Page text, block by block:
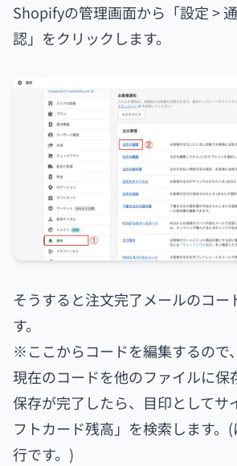
Shopifyの管理画面から「設定 >
認」をクリックします。
そうすると注文完了メールのコー
す。
※ここからコードを編集するので
現在のコードを他のファイルに保
保存が完了したら、目印としてサ
フトカード残高」を検索します。
行です。)